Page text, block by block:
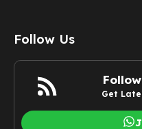
Follow Us
Get